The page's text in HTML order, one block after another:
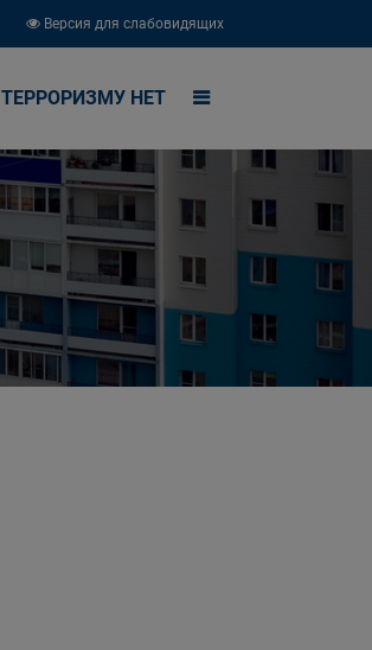
Версия для слабовидящих
ТЕРРОРИЗМУ НЕТ